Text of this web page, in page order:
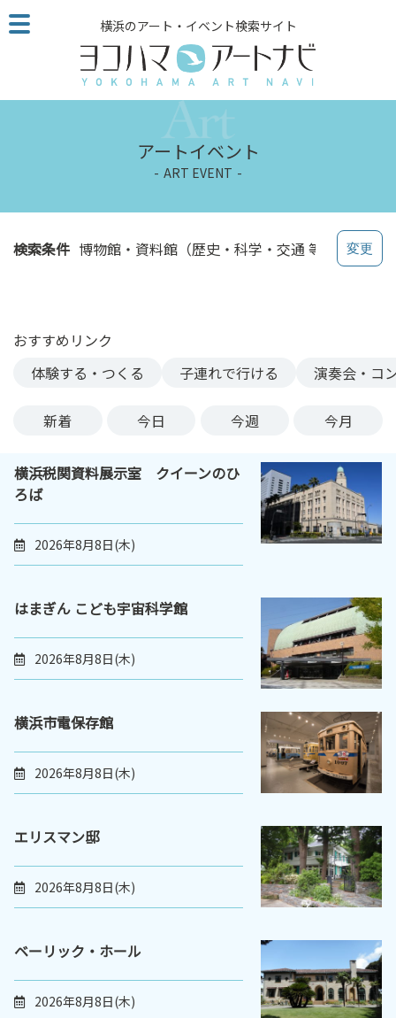
こ
の
ジ
む
横浜のアート・イベント検索サイト
アートイベント
ART EVENT
検索条件 博物館・資料館（歴史・科学・交通 等）
おすすめリンク
体験する・つくる
子連れで行ける 演奏会・コ
新着 今日 今週 今月
横浜税関資料展示室 クイーンのひ
ろば
2026年8月8日(木)
はまぎん こども宇宙科学館
2026年8月8日(木)
横浜市電保存館
2026年8月8日(木)
エリスマン邸
2026年8月8日(木)
ベーリック・ホール
2026年8月8日(木)